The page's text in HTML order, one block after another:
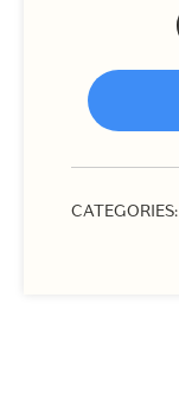
CATEGORIES: